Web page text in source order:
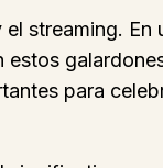
streaming. En
para